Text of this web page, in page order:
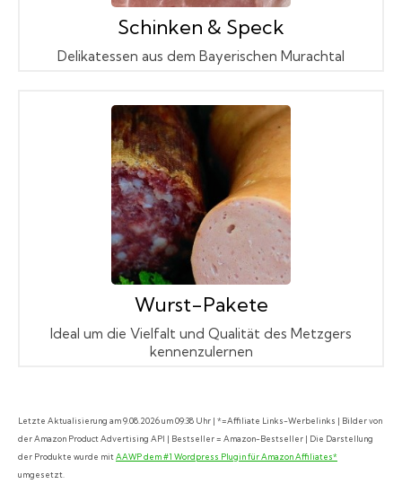
Schinken & Speck
Delikatessen aus dem Bayerischen Murachtal
Wurst-Pakete
Ideal um die Vielfalt und Qualität des Metzgers
kennenzulernen
Letzte Aktualisierung am 9.08.2026 um 09:38 Uhr | *=Affiliate Links-Werbelinks | Bilder von
der Amazon Product Advertising API | Bestseller = Amazon-Bestseller | Die Darstellung
der Produkte wurde mitAAWP dem #1 Wordpress Plugin für Amazon Affiliates*
umgesetzt.